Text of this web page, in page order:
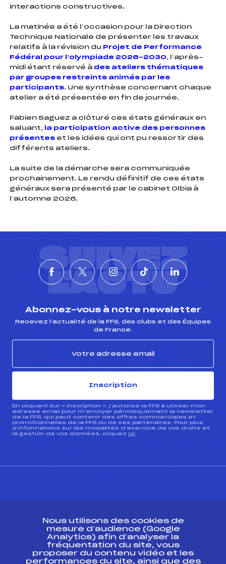
interactions constructives.
La matinée a été l’occasion pour la Direction
Technique Nationale de présenter les travaux
relatifs à la révision du Projet de Performance
Fédéral pour l’olympiade 2026-2030, l’après-
midi étant réservé à des ateliers thématiques
par groupes restreints animés par les
participants. Une synthèse concernant chaque
atelier a été présentée en fin de journée.
Fabien Saguez a clôturé ces états généraux en
saluant,
la participation active des personnes
présentes et les idées qui ont pu ressortir des
différents ateliers.
La suite de la démarche sera communiquée
prochainement. Le rendu définitif de ces états
généraux sera présenté par le cabinet Olbia à
l’automne 2026.
SUIVEZ
L'ACTU
Abonnez-vous à notre newsletter
Recevez l’actualité de la FFS, des clubs et des Équipes
de France.
Inscription
En cliquant sur « inscription », j’autorise la FFS à utiliser mon
adresse email pour m’envoyer périodiquement la newsletter
de la FFS, qui peut contenir des offres commerciales et
promotionnelles de la FFS ou de ses partenaires. Pour plus
d’informations sur les modalités d’exercice de vos droits et
la gestion de vos données, cliquez ici
ESPACE PRESSE
Ressources
Nous utilisons des cookies de
mesure d’audience (Google
Analytics) afin d’analyser la
fréquentation du site, vous
proposer du contenu vidéo et les
performances du site, ainsi que des